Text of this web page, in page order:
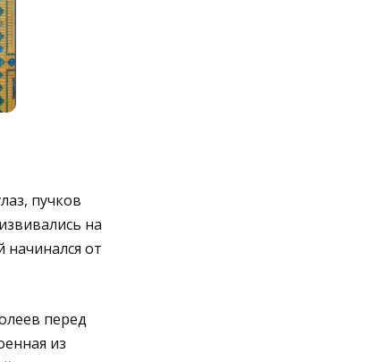
пучков
на
от
перед
из